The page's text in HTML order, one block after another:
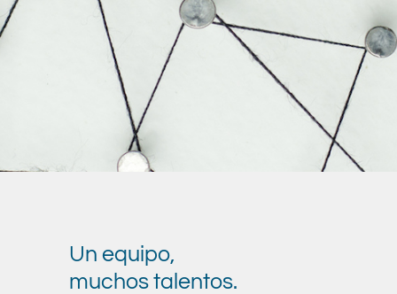
Un equipo,
muchos talentos.